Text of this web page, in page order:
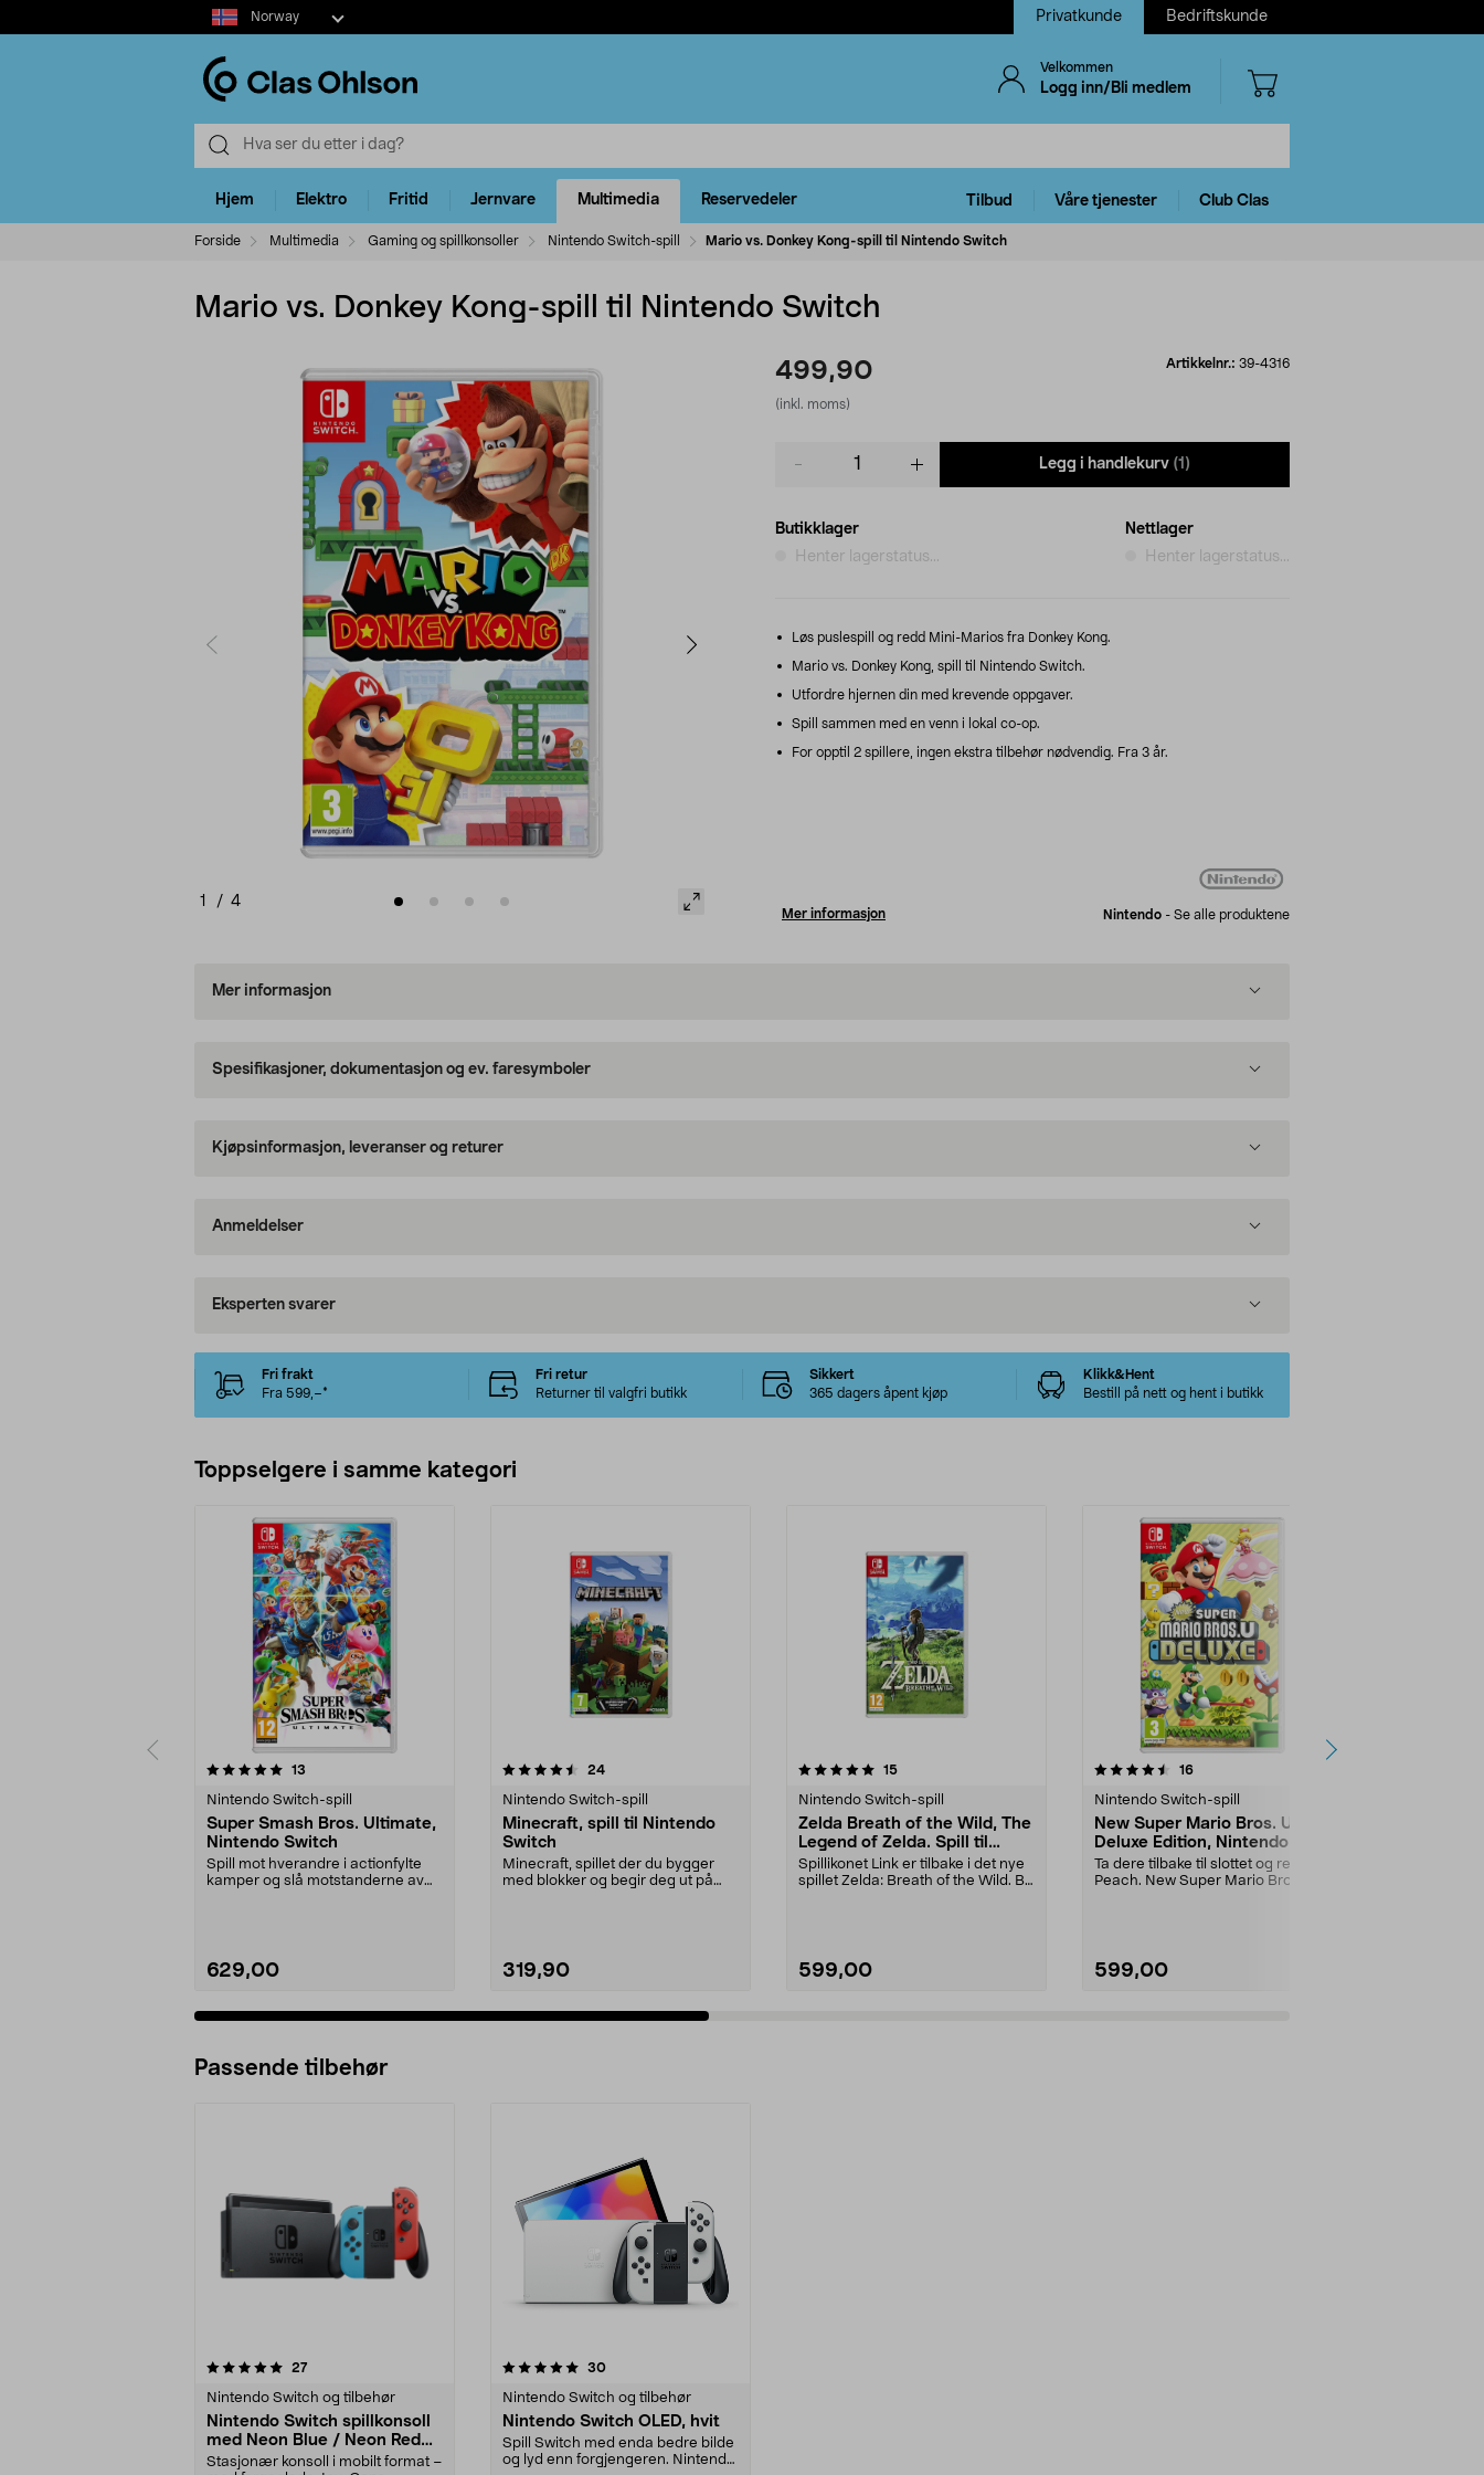
Select
market
Norway Privatkunde Bedriftskunde
Velkommen
Logg inn/Bli medlem
Hjem Elektro Fritid Jernvare Multimedia Reservedeler Tilbud Våre tjenester Club Clas
Forside Multimedia Gaming og spillkonsoller Nintendo Switch-spill Mario vs. Donkey Kong-spill til Nintendo Switch
Mario vs. Donkey Kong-spill til Nintendo Switch
1 / 4
499,90
(inkl. moms)
Artikkelnr.: 39-4316
Legg i handlekurv (1)
Butikklager
Henter lagerstatus...
Nettlager
Henter lagerstatus...
Løs puslespill og redd Mini-Marios fra Donkey Kong.
Mario vs. Donkey Kong, spill til Nintendo Switch.
Utfordre hjernen din med krevende oppgaver.
Spill sammen med en venn i lokal co-op.
For opptil 2 spillere, ingen ekstra tilbehør nødvendig. Fra 3 år.
Mer informasjon Nintendo - Se alle produktene
Mer informasjon
Spesifikasjoner, dokumentasjon og ev. faresymboler
Kjøpsinformasjon, leveranser og returer
Anmeldelser
Eksperten svarer
Fri frakt
Fra 599,–*
Fri retur
Returner til valgfri butikk
Sikkert
365 dagers åpent kjøp
Klikk&Hent
Bestill på nett og hent i butikk
Toppselgere i samme kategori
13
Nintendo Switch-spill
Super Smash Bros. Ultimate,
Nintendo Switch
Spill mot hverandre i actionfylte
kamper og slå motstanderne av
629,00
4.5 av 5 stjerner 24anmeldelser
Nintendo Switch-spill
Minecraft, spill til Nintendo
Switch
Minecraft, spillet der du bygger
med blokker og begir deg ut på
319,90
5.0 av 5 stjerner 15anmeldelser
Nintendo Switch-spill
Zelda Breath of the Wild, The
Legend of Zelda. Spill til
Nintendo Switch
Spillikonet Link er tilbake i det nye
spillet Zelda: Breath of the Wild. Bli
599,00
4.5 av 5 stjerner 16anmeldelser
Nintendo Switch-spill
New Super Mario Bros. U
Deluxe Edition, Nintendo
Switch
Ta dere tilbake til slottet og redd
Peach. New Super Mario Bros. U
599,00
4.5 av 5 stjerner
Passende tilbehør
27anmeldelser
Nintendo Switch og tilbehør
Nintendo Switch spillkonsoll
med Neon Blue / Neon Red
Joy-Con
Stasjonær konsoll i mobilt format –
5.0av 5 stjerner 30anmeldelser
Nintendo Switch og tilbehør
Nintendo Switch OLED, hvit
Spill Switch med enda bedre bilde
og lyd enn forgjengeren. Nintendo